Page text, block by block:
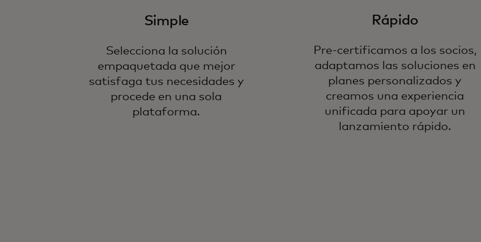
Simple
Selecciona la solución
empaquetada que mejor
satisfaga tus necesidades y
procede en una sola
plataforma.
Rápido
Pre-certificamos a los socios,
adaptamos las soluciones en
planes personalizados y
creamos una experiencia
unificada para apoyar un
lanzamiento rápido.